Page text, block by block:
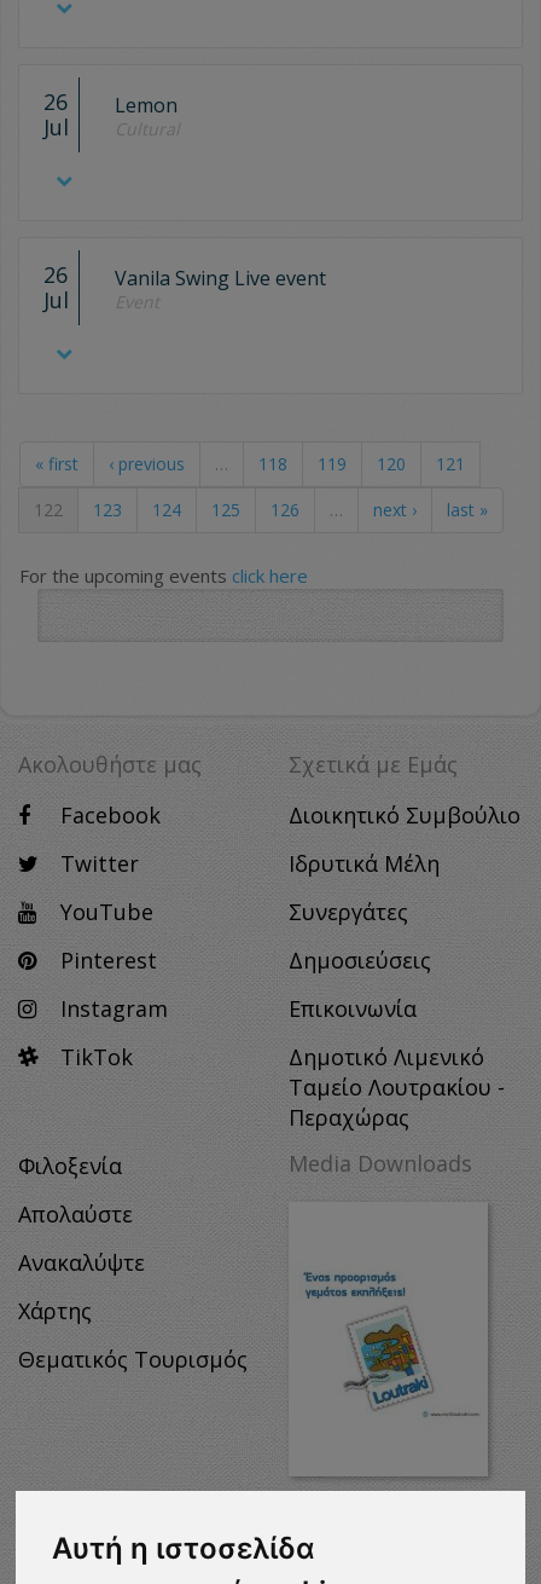
Αυτή η ιστοσελίδα
26
Jul
Lemon
Cultural
26
Jul
Vanila Swing Live event
Event
« first ‹ previous … 118 119 120
121
122
123 124 125 126 … next › last »
For the upcoming events click here
Ακολουθήστε μας
Facebook
Twitter
YouTube
Pinterest
Instagram
TikTok
Σχετικά με Eμάς
Διοικητικό Συμβούλιο
Ιδρυτικά Μέλη
Συνεργάτες
Δημοσιεύσεις
Επικοινωνία
Δημοτικό Λιμενικό
Ταμείο Λουτρακίου -
Περαχώρας
Φιλοξενία
Απολαύστε
Ανακαλύψτε
Χάρτης
Θεματικός Τουρισμός
Media Downloads